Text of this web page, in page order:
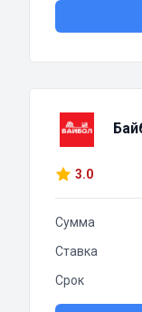
3.0
Сумма
Ставка
Срок